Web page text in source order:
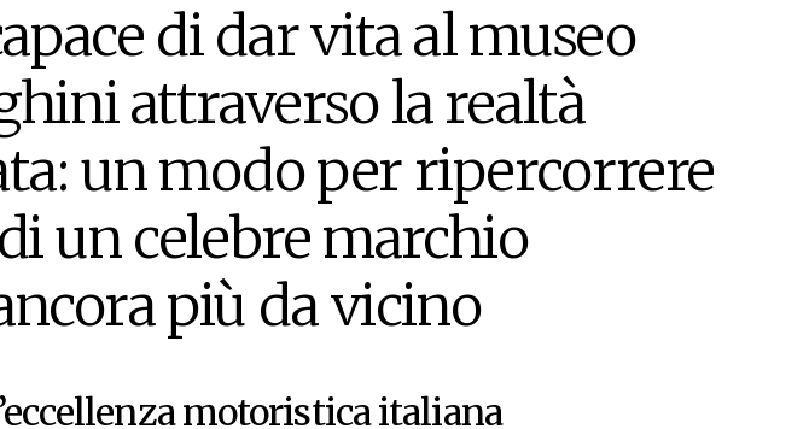
di dar vita al museo
attraverso la realtà
un modo per ripercorrere
un celebre marchio
più da vicino
motoristica italiana